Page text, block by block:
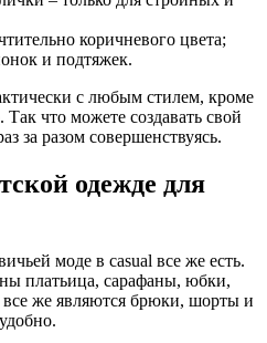
коричневого цвета;
и подтяжек.
с любым стилем, кроме
что можете создавать свой
за разом совершенствуясь.
одежде для
моде в casual все же есть.
платьица, сарафаны, юбки,
же являются брюки, шорты и